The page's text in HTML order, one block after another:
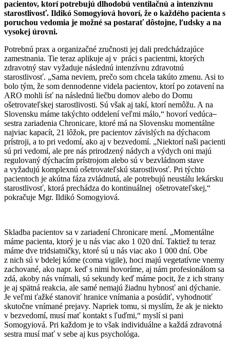
pacientov, ktorí potrebujú dlhodobú ventilačnú a intenzívnu
starostlivosť. Ildikó Somogyiová hovorí, že o každého pacienta s
poruchou vedomia je možné sa postarať dôstojne, ľudsky a na
vysokej úrovni.
Potrebnú prax a organizačné zručnosti jej dali predchádzajúce
zamestnania. Tie teraz aplikuje aj v práci s pacientmi, ktorých
zdravotný stav vyžaduje následnú intenzívnu zdravotnú
starostlivosť. „Sama neviem, prečo som chcela takúto zmenu. Asi to
bolo tým, že som dennodenne videla pacientov, ktorí po zotavení na
ARO mohli ísť na následnú liečbu domov alebo do Domu
ošetrovateľskej starostlivosti. Sú však aj takí, ktorí nemôžu. A na
Slovensku máme takýchto oddelení veľmi málo,“ hovorí vedúca
sestra zariadenia Chronicare, ktoré má na Slovensku momentálne
najviac kapacít, 21 lôžok, pre pacientov závislých na dýchacom
prístroji, a to pri vedomí, ako aj v bezvedomí. „Niektorí naši pacienti
sú pri vedomí, ale pre nás prirodzený nádych a výdych oni majú
regulovaný dýchacím prístrojom alebo sú v bezvládnom stave
a vyžadujú komplexnú ošetrovateľskú starostlivosť. Pri týchto
pacientoch je akútna fáza zvládnutá, ale potrebujú neustálu lekársku
starostlivosť, ktorá prechádza do kontinuálnej ošetrovateľskej,“
pokračuje Mgr. Ildikó Somogyiová.
Skladba pacientov sa v zariadení Chronicare mení. „Momentálne
máme pacienta, ktorý je u nás viac ako 1 020 dní. Taktiež tu teraz
máme dve tridsiatničky, ktoré sú u nás viac ako 1 000 dní. Obe
z nich sú v bdelej kóme (coma vigile), hoci majú vegetatívne vnemy
zachované, ako napr. keď s nimi hovoríme, aj nám profesionálom sa
zdá, akoby nás vnímali, sú sekundy keď máme pocit, že z ich strany
je aj spätná reakcia, ale samé nemajú žiadnu hybnosť ani dýchanie.
Je veľmi ťažké stanoviť hranice vnímania a posúdiť, vyhodnotiť
skutočne vnímané prejavy. Napriek tomu, si myslím, že ak je niekto
v bezvedomí, musí mať kontakt s ľuďmi,“ myslí si pani
Somogyiová. Pri každom je to však individuálne a každá zdravotná
sestra musí mať v sebe aj kus psychológa.